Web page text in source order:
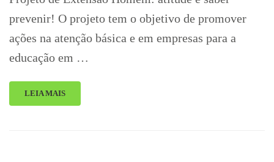
prevenir! O projeto tem o objetivo de promover
ações na atenção básica e em empresas para a
educação em …
LEIA MAIS